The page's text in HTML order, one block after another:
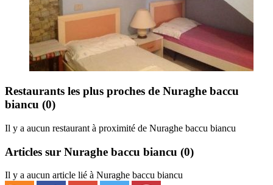
Restaurants les plus proches de Nuraghe baccu
biancu (0)
Il y a aucun restaurant à proximité de Nuraghe baccu biancu
Articles sur Nuraghe baccu biancu (0)
Il y a aucun article lié à Nuraghe baccu biancu